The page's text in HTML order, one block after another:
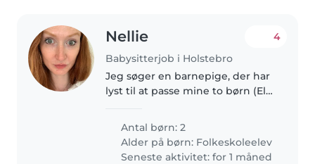
Nellie
Babysitterjob i Holstebro
4
Jeg søger en barnepige, der har
lyst til at passe mine to børn (Ella
at hygge med kreative ting, eller
hygge med YouTube,..
Antal børn: 2
Alder på børn: Folkeskoleelev
Seneste aktivitet: for 1 måned